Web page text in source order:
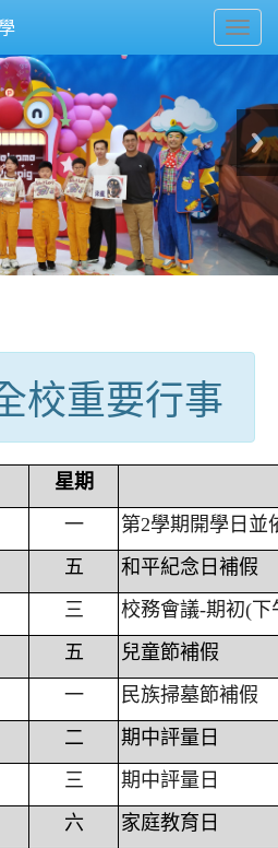
校重要行事
星期
一
第2學期開學日並
五
和平紀念日補假
三
校務會議-期初(下
五
兒童節補假
一
民族掃墓節補假
二
期中評量日
三
期中評量日
六
家庭教育日